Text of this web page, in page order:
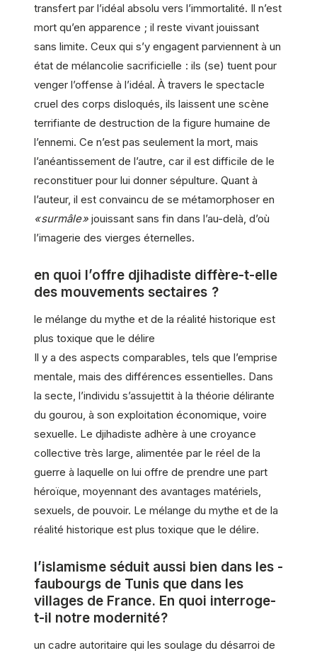
transfert par l’idéal absolu vers l’immortalité. Il n’est
mort qu’en apparence ; il reste vivant jouissant
sans limite. Ceux qui s’y engagent parviennent à un
état de mélancolie sacrificielle : ils (se) tuent pour
venger l’offense à l’idéal. À travers le spectacle
cruel des corps disloqués, ils laissent une scène
terrifiante de destruction de la figure humaine de
l’ennemi. Ce n’est pas seulement la mort, mais
l’anéantissement de l’autre, car il est difficile de le
reconstituer pour lui donner sépulture. Quant à
l’auteur, il est convaincu de se métamorphoser en
« surmâle » jouissant sans fin dans l’au-delà, d’où
l’imagerie des vierges éternelles.
en quoi l’offre djihadiste diffère-t-elle
des mouvements sectaires ?
le mélange du mythe et de la réalité historique est
plus toxique que le délire
Il y a des aspects comparables, tels que l’emprise
mentale, mais des différences essentielles. Dans
la secte, l’individu s’assujettit à la théorie délirante
du gourou, à son exploitation économique, voire
sexuelle. Le djihadiste adhère à une croyance
collective très large, alimentée par le réel de la
guerre à laquelle on lui offre de prendre une part
héroïque, moyennant des avantages matériels,
sexuels, de pouvoir. Le mélange du mythe et de la
réalité historique est plus toxique que le délire.
l’islamisme séduit aussi bien dans les ­
faubourgs de Tunis que dans les
villages de France. En quoi interroge-
t-il notre modernité ?
un cadre autoritaire qui les soulage du désarroi de